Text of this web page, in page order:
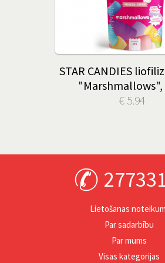
STAR CANDIES
"Marshmallows",
€ 5.94
Lietošanas
Par sadarbību
Par mums
Visas kategorijas